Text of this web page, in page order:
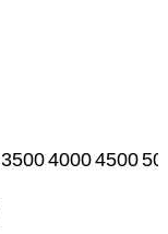
350040004500